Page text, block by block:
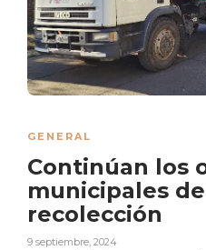
GENERAL
Continúan los
municipales
recolección
9 septiembre, 2024